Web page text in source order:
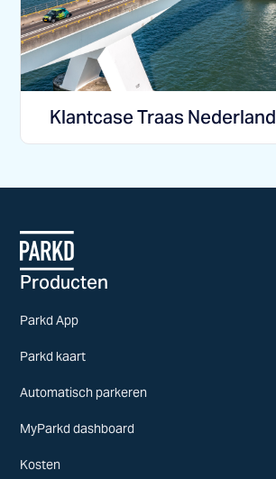
Klantcase Traas Nederland
Producten
Parkd App
Parkd kaart
Automatisch parkeren
MyParkd dashboard
Kosten